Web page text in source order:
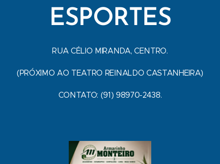
ESPORTES
RUA CÉLIO MIRANDA, CENTRO.
(PRÓXIMO AO TEATRO REINALDO CASTANHEIRA)
CONTATO: (91) 98970-2438.